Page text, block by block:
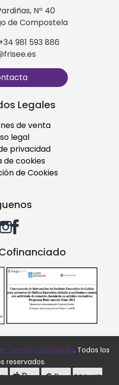
Nº 40
de Compostela
981 593 886
Legales
de venta
legal
privacidad
de cookies
de Cookies
Cendón Carballeda. Todos los
reservados.